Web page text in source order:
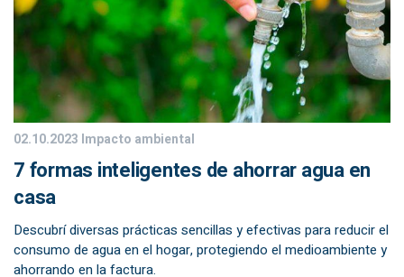
02.10.2023 Impacto ambiental
7 formas inteligentes de ahorrar agua en
casa
Descubrí diversas prácticas sencillas y efectivas para reducir el
consumo de agua en el hogar, protegiendo el medioambiente y
ahorrando en la factura.